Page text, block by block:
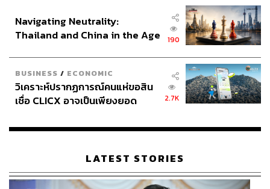
Navigating Neutrality:
Thailand and China in the Age
190
BUSINESS / ECONOMIC
วิเคราะห์ปรากฏการณ์คนแห่ขอสิน
เชื่อ CLICX อาจเป็นเพียงยอด
เรือนไทยที่ถูกซุกไว้
2.7K
LATEST STORIES